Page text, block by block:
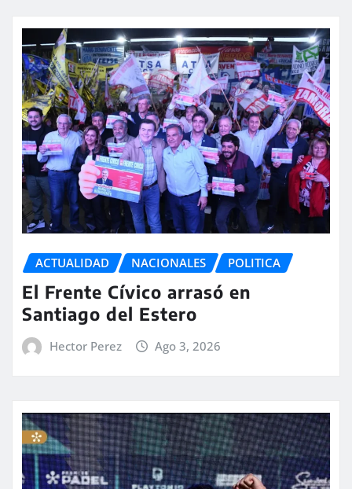
ACTUALIDAD NACIONALES POLITICA
El Frente Cívico arrasó en
Santiago del Estero
Hector Perez Ago 3, 2026